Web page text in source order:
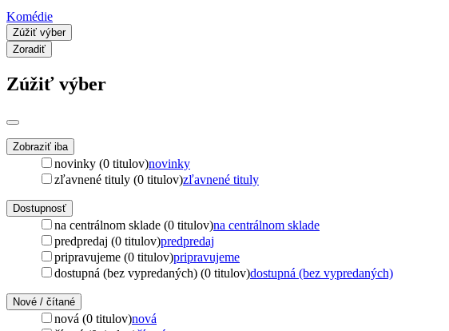
Komédie
Zúžiť výber
Zoradiť
Zúžiť výber
Zobraziť iba
novinky (0 titulov)novinky
zľavnené tituly (0 titulov)zľavnené tituly
Dostupnosť
na centrálnom sklade (0 titulov)na centrálnom sklade
predpredaj (0 titulov)predpredaj
pripravujeme (0 titulov)pripravujeme
dostupná (bez vypredaných) (0 titulov)dostupná (bez vypredaných)
Nové / čítané
nová (0 titulov)nová